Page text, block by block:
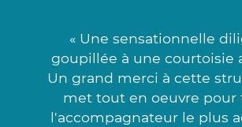
« Une sensationnelle
goupillée à une courtoisie
Un grand merci à cette
met tout en oeuvre pour
l'accompagnateur le plus